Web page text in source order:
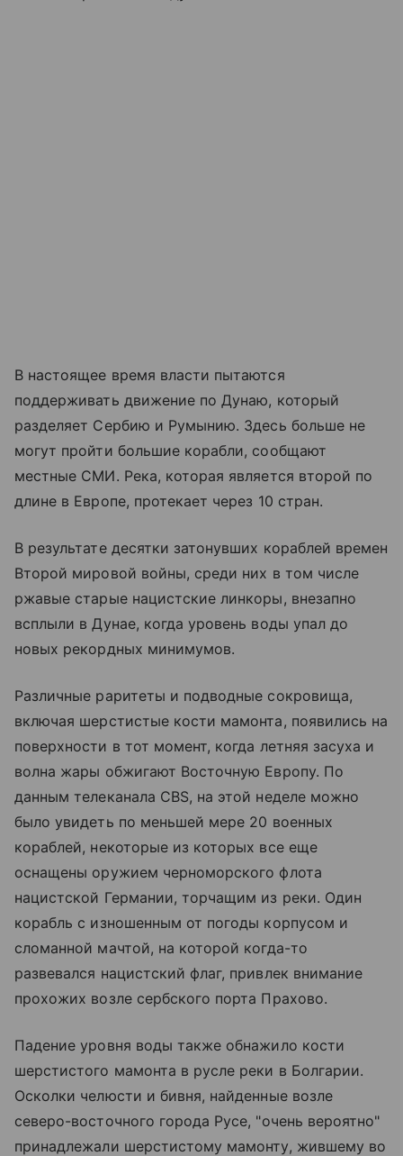
В настоящее время власти пытаются
поддерживать движение по Дунаю, который
разделяет Сербию и Румынию. Здесь больше не
могут пройти большие корабли, сообщают
местные СМИ. Река, которая является второй по
длине в Европе, протекает через 10 стран.
В результате десятки затонувших кораблей времен
Второй мировой войны, среди них в том числе
ржавые старые нацистские линкоры, внезапно
всплыли в Дунае, когда уровень воды упал до
новых рекордных минимумов.
Различные раритеты и подводные сокровища,
включая шерстистые кости мамонта, появились на
поверхности в тот момент, когда летняя засуха и
волна жары обжигают Восточную Европу. По
данным телеканала CBS, на этой неделе можно
было увидеть по меньшей мере 20 военных
кораблей, некоторые из которых все еще
оснащены оружием черноморского флота
нацистской Германии, торчащим из реки. Один
корабль с изношенным от погоды корпусом и
сломанной мачтой, на которой когда-то
развевался нацистский флаг, привлек внимание
прохожих возле сербского порта Прахово.
Падение уровня воды также обнажило кости
шерстистого мамонта в русле реки в Болгарии.
Осколки челюсти и бивня, найденные возле
северо-восточного города Русе, "очень вероятно"
принадлежали шерстистому мамонту, жившему во